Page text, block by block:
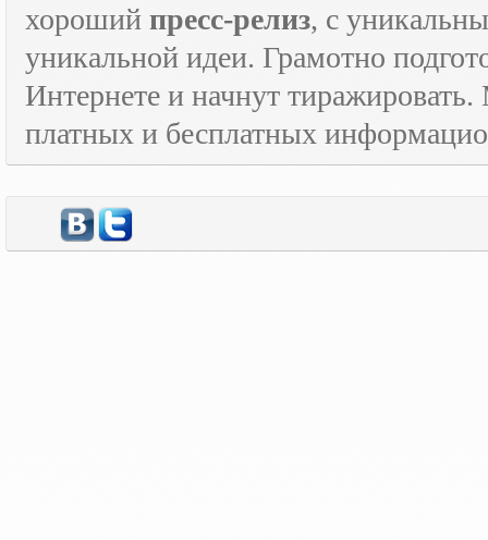
хороший пресс-релиз, с
уникальной идеи. Грамотно
Интернете и начнут
платных и бесплатных